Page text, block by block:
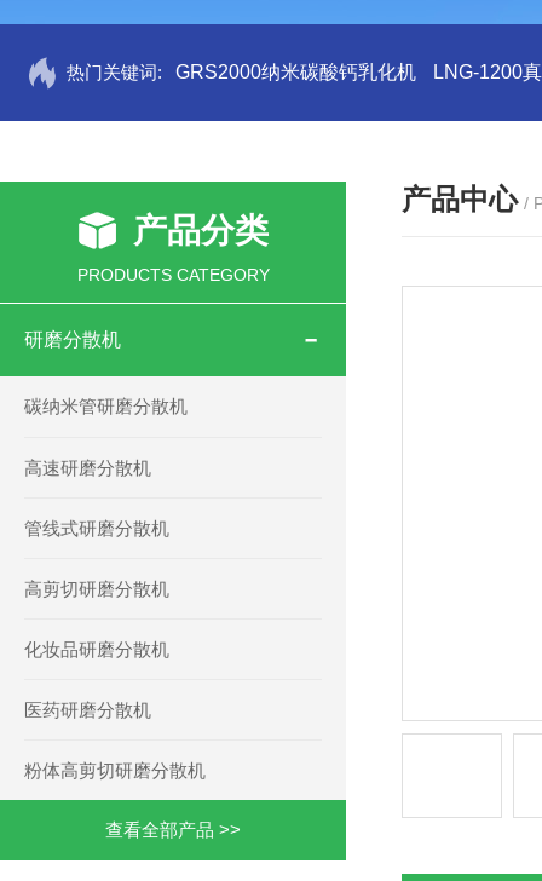
热门关键词: GRS2000纳米碳酸钙乳化机 LNG-1200
产品分类
PRODUCTS CATEGORY
研磨分散机
碳纳米管研磨分散机
高速研磨分散机
管线式研磨分散机
高剪切研磨分散机
化妆品研磨分散机
医药研磨分散机
粉体高剪切研磨分散机
查看全部产品 >>
产品中心 /